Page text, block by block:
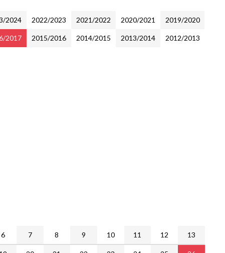
2024 2022/2023 2021/2022 2020/2021 2019/2020
2017 2015/2016 2014/2015 2013/2014 2012/2013
6 7 8 9 10 11 12 13